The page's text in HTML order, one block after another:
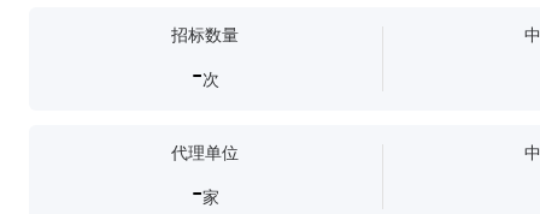
招标数量
-次
代理单位
-家